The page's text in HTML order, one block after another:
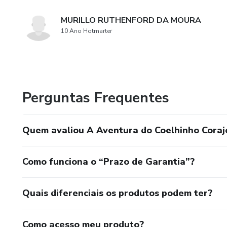
MURILLO RUTHENFORD DA MOURA
10 Ano Hotmarter
Perguntas Frequentes
Quem avaliou A Aventura do Coelhinho
Como funciona o “Prazo de Garantia”?
Quais diferenciais os produtos podem ter?
Como acesso meu produto?